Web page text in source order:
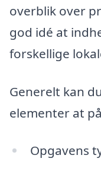
overblik over
god idé at
forskellige
Generelt kan
elementer at
Opgavens